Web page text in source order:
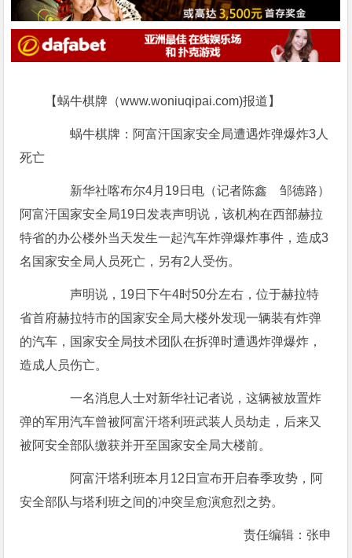
【蜗牛棋牌（www.woniuqipai.com)报道】
蜗牛棋牌：阿富汗国家安全局遭遇炸弹爆炸3人
死亡
新华社喀布尔4月19日电（记者陈鑫 邹德路）
阿富汗国家安全局19日发表声明说，该机构在西部赫拉
特省的办公楼外当天发生一起汽车炸弹爆炸事件，造成3
名国家安全局人员死亡，另有2人受伤。
声明说，19日下午4时50分左右，位于赫拉特
省首府赫拉特市的国家安全局大楼外发现一辆装有炸弹
的汽车，国家安全局技术团队在拆弹时遭遇炸弹爆炸，
造成人员伤亡。
一名消息人士对新华社记者说，这辆被放置炸
弹的军用汽车曾被阿富汗塔利班武装人员劫走，后来又
被阿安全部队缴获并开至国家安全局大楼前。
阿富汗塔利班本月12日宣布开启春季攻势，阿
安全部队与塔利班之间的冲突呈愈演愈烈之势。
责任编辑：张申